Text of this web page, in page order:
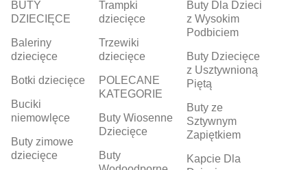
BUTY
DZIECIĘCE
Baleriny
dziecięce
Botki dziecięce
Buciki
niemowlęce
Buty zimowe
dziecięce
Trampki
dziecięce
Trzewiki
dziecięce
POLECANE
KATEGORIE
Buty Wiosenne
Dziecięce
Buty
Buty Dla Dzieci
z Wysokim
Podbiciem
Buty Dziecięce
z Usztywnioną
Piętą
Buty ze
Sztywnym
Zapiętkiem
Kapcie Dla